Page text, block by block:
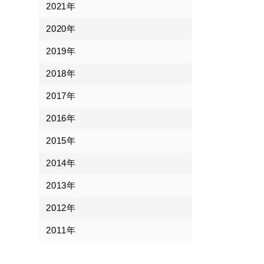
2021年
2020年
2019年
2018年
2017年
2016年
2015年
2014年
2013年
2012年
2011年